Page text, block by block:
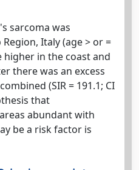
sarcoma was
Italy (age > or =
higher in the coast and
there was an excess
(SIR = 191.1; CI
that
abundant with
be a risk factor is